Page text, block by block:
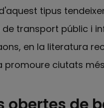
tipus
de transport públic i
en la literatura
promoure ciutats